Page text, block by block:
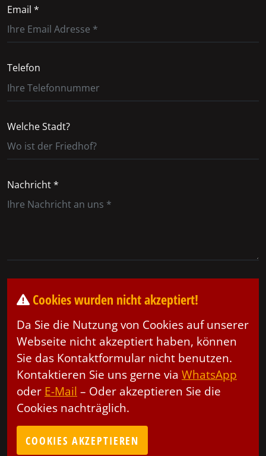
Email *
Telefon
Welche Stadt?
Nachricht *
Cookies wurden nicht akzeptiert!
Da Sie die Nutzung von Cookies auf unserer
Webseite nicht akzeptiert haben, können
Sie das Kontaktformular nicht benutzen.
Kontaktieren Sie uns gerne via WhatsApp
oder E-Mail – Oder akzeptieren Sie die
Cookies nachträglich.
COOKIES AKZEPTIEREN